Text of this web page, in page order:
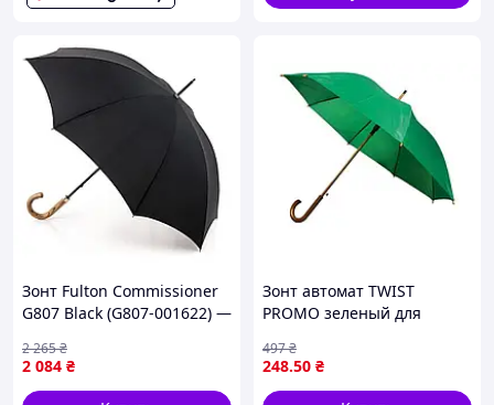
Зонт Fulton Commissioner
G807 Black (G807-001622) —
2 084 ₴
2 265₴
Зонт автомат TWIST
PROMO зеленый для
купол 106см спицы 8шт
248.50 ₴
497₴